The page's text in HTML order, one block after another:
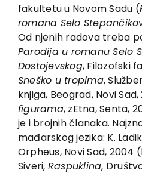
Kontakt
fakultetu u Novom Sadu (
romana Selo
Od njenih radova treba
Parodija u romanu Selo
Dostojevskog, Filozofski
Sneško u tropima,
knjiga, Beograd, Novi Sad,
figurama, zEtna, Senta,
je i brojnih članaka.
mađarskog jezika: K.
Orpheus, Novi Sad, 2004
Siveri, Raspuklina,